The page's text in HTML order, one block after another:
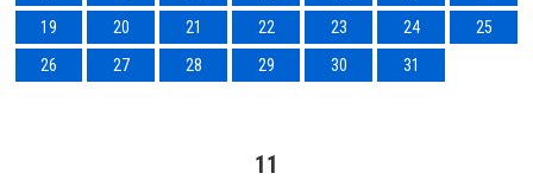
19
20 21 22 23 24
25
26
27 28 29 30 31
11